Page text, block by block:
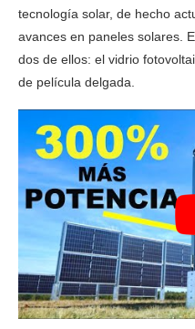
tecnología solar, de hecho
avances en paneles solares.
dos de ellos: el vidrio
de película delgada.